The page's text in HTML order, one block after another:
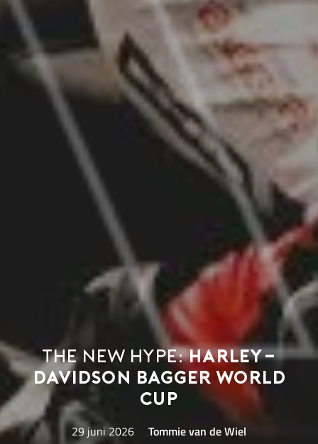
The new hype:Harley-
Davidson Bagger World
Cup
29 juni 2026 Tommie van de Wiel